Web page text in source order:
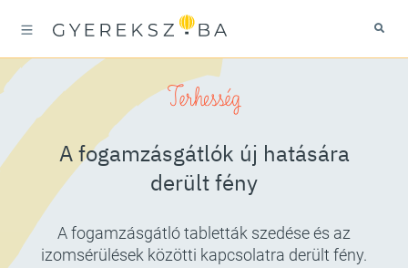
Terhesség
A fogamzásgátlók új hatására
derült fény
A fogamzásgátló tabletták szedése és az
izomsérülések közötti kapcsolatra derült fény.